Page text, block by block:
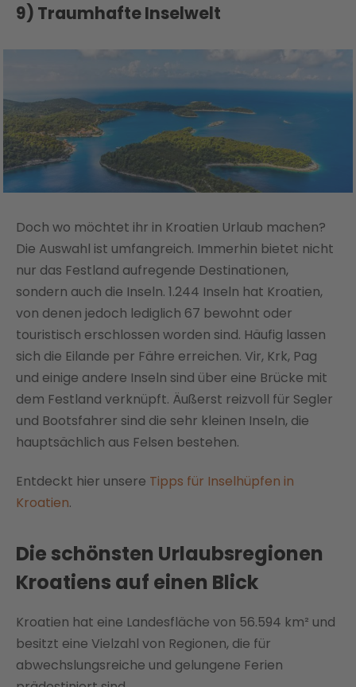
9) Traumhafte Inselwelt
Doch wo möchtet ihr in Kroatien Urlaub machen?
Die Auswahl ist umfangreich. Immerhin bietet nicht
nur das Festland aufregende Destinationen,
sondern auch die Inseln. 1.244 Inseln hat Kroatien,
von denen jedoch lediglich 67 bewohnt oder
touristisch erschlossen worden sind. Häufig lassen
sich die Eilande per Fähre erreichen. Vir, Krk, Pag
und einige andere Inseln sind über eine Brücke mit
dem Festland verknüpft. Äußerst reizvoll für Segler
und Bootsfahrer sind die sehr kleinen Inseln, die
hauptsächlich aus Felsen bestehen.
Entdeckt hier unsere Tipps für Inselhüpfen in
Kroatien.
Die schönsten Urlaubsregionen
Kroatiens auf einen Blick
Kroatien hat eine Landesfläche von 56.594 km² und
besitzt eine Vielzahl von Regionen, die für
abwechslungsreiche und gelungene Ferien